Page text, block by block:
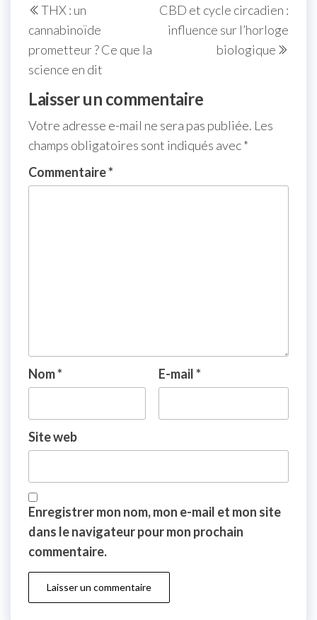
THX : un
cannabinoïde
prometteur ? Ce que la
science en dit
CBD et cycle circadien :
influence sur l’horloge
biologique
Laisser un commentaire
Votre adresse e-mail ne sera pas publiée. Les
champs obligatoires sont indiqués avec*
Commentaire*
Nom* E-mail*
Site web
Enregistrer mon nom, mon e-mail et mon site
dans le navigateur pour mon prochain
commentaire.